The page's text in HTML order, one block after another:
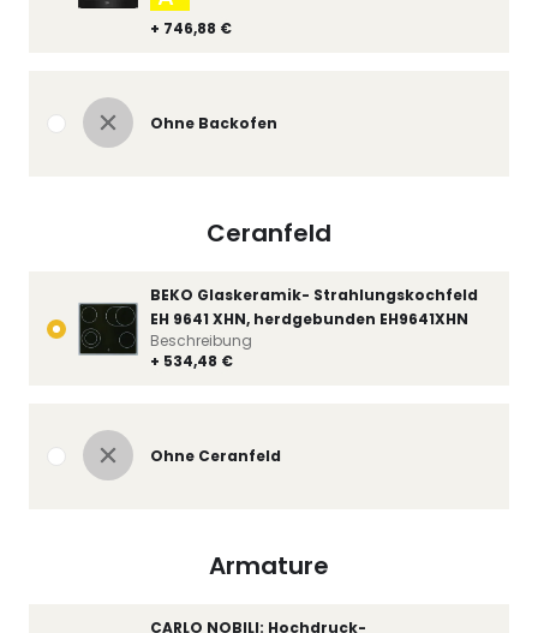
+ 746,88 €
Ohne Backofen
Ceranfeld
BEKO Glaskeramik- Strahlungskochfeld
EH 9641 XHN, herdgebunden EH9641XHN
+ 534,48 €
Beschreibung
Ohne Ceranfeld
Armature
CARLO NOBILI: Hochdruck-